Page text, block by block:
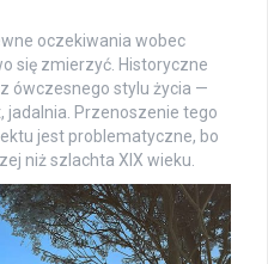
oczekiwania wobec
się zmierzyć. Historyczne
ówczesnego stylu życia —
jadalnia. Przenoszenie tego
jest problematyczne, bo
niż szlachta XIX wieku.